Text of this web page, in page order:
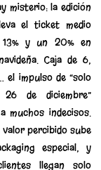
misterio: la edición
el ticket medio
y un 20% en
Caja de 6,
el impulso de “solo
de diciembre”
muchos indecisos.
valor percibido sube
especial, y
llegan solo